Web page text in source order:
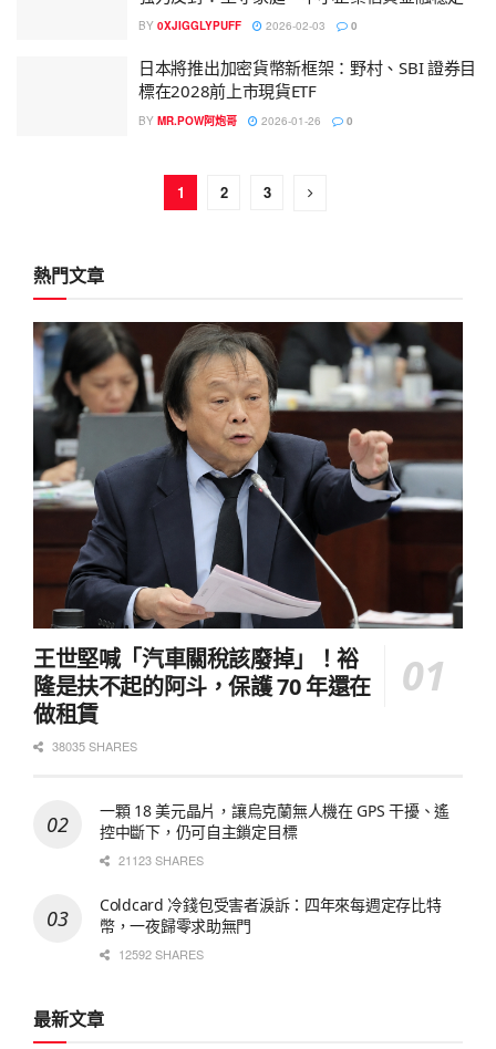
BY 0XJIGGLYPUFF 2026-02-03 0
日本將推出加密貨幣新框架：野村、SBI 證券目
標在2028前上市現貨ETF
BY MR.POW阿炮哥 2026-01-26 0
1 2 3
熱門文章
王世堅喊「汽車關稅該廢掉」！裕
隆是扶不起的阿斗，保護 70 年還在
做租賃
38035 SHARES
一顆 18 美元晶片，讓烏克蘭無人機在 GPS 干擾、遙
控中斷下，仍可自主鎖定目標
21123 SHARES
Coldcard 冷錢包受害者淚訴：四年來每週定存比特
幣，一夜歸零求助無門
12592 SHARES
最新文章